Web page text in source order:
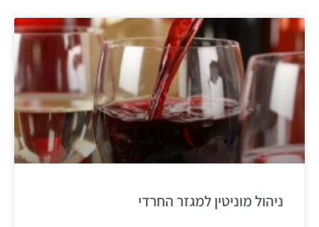
ניהול מוניטין למגזר החרדי